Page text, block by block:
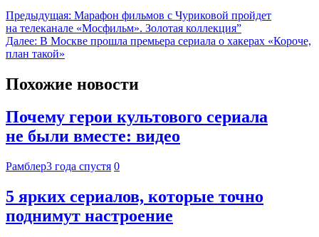
Предыдущая: Марафон фильмов с Чуриковой пройдет
на телеканале «Мосфильм». Золотая коллекция”
Далее: В Москве прошла премьера сериала о хакерах «Короче,
план такой»
Похожие новости
Почему герои культового сериала
не были вместе: видео
Рамблер3 года спустя 0
5 ярких сериалов, которые точно
поднимут настроение